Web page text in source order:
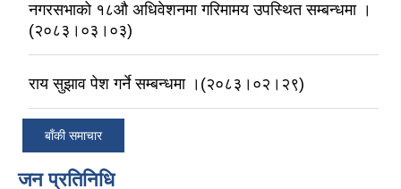
नगरसभाको १८औ अधिवेशनमा गरिमामय उपस्थित सम्बन्धमा ।
(२०८३।०३।०३)
राय सुझाव पेश गर्ने सम्बन्धमा ।(२०८३।०२।२९)
बाँकी समाचार
जन प्रतिनिधि